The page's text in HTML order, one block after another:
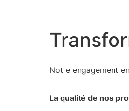
Notre engagement
La qualité de nos